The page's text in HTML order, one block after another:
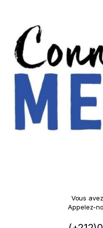
Vous
Appelez-